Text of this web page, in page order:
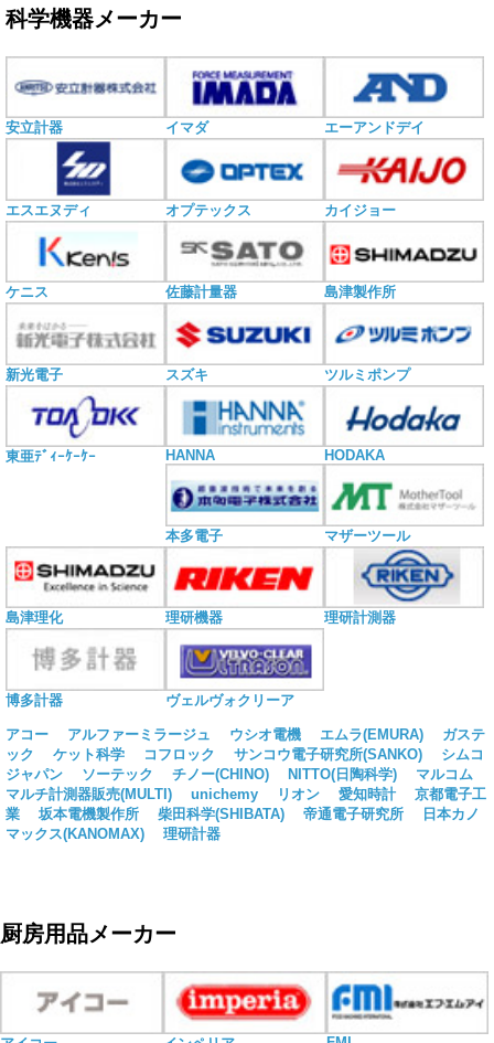
科学機器メーカー
安立計器 イマダ エーアンドデイ
エスエヌディ オプテックス カイジョー
ケニス 佐藤計量器 島津製作所
新光電子 スズキ ツルミポンプ
東亜ﾃﾞｨｰｹｰｹｰ HANNA HODAKA
本多電子 マザーツール
島津理化 理研機器 理研計測器
博多計器 ヴェルヴォクリーア
アコー アルファーミラージュ ウシオ電機 エムラ(EMURA)
ガステ
ック
ケット科学 コフロック サンコウ電子研究所(SANKO)
シムコ
ジャパン
ソーテック チノー(CHINO) NITTO(日陶科学)
マルコム
マルチ計測器販売(MULTI)
unichemy リオン 愛知時計
京都電子工
業
坂本電機製作所 柴田科学(SHIBATA) 帝通電子研究所
日本カノ
マックス(KANOMAX)
理研計器
厨房用品メーカー